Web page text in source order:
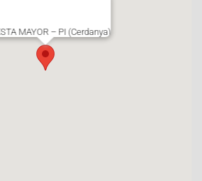
MAYOR – PI (Cerdanya)